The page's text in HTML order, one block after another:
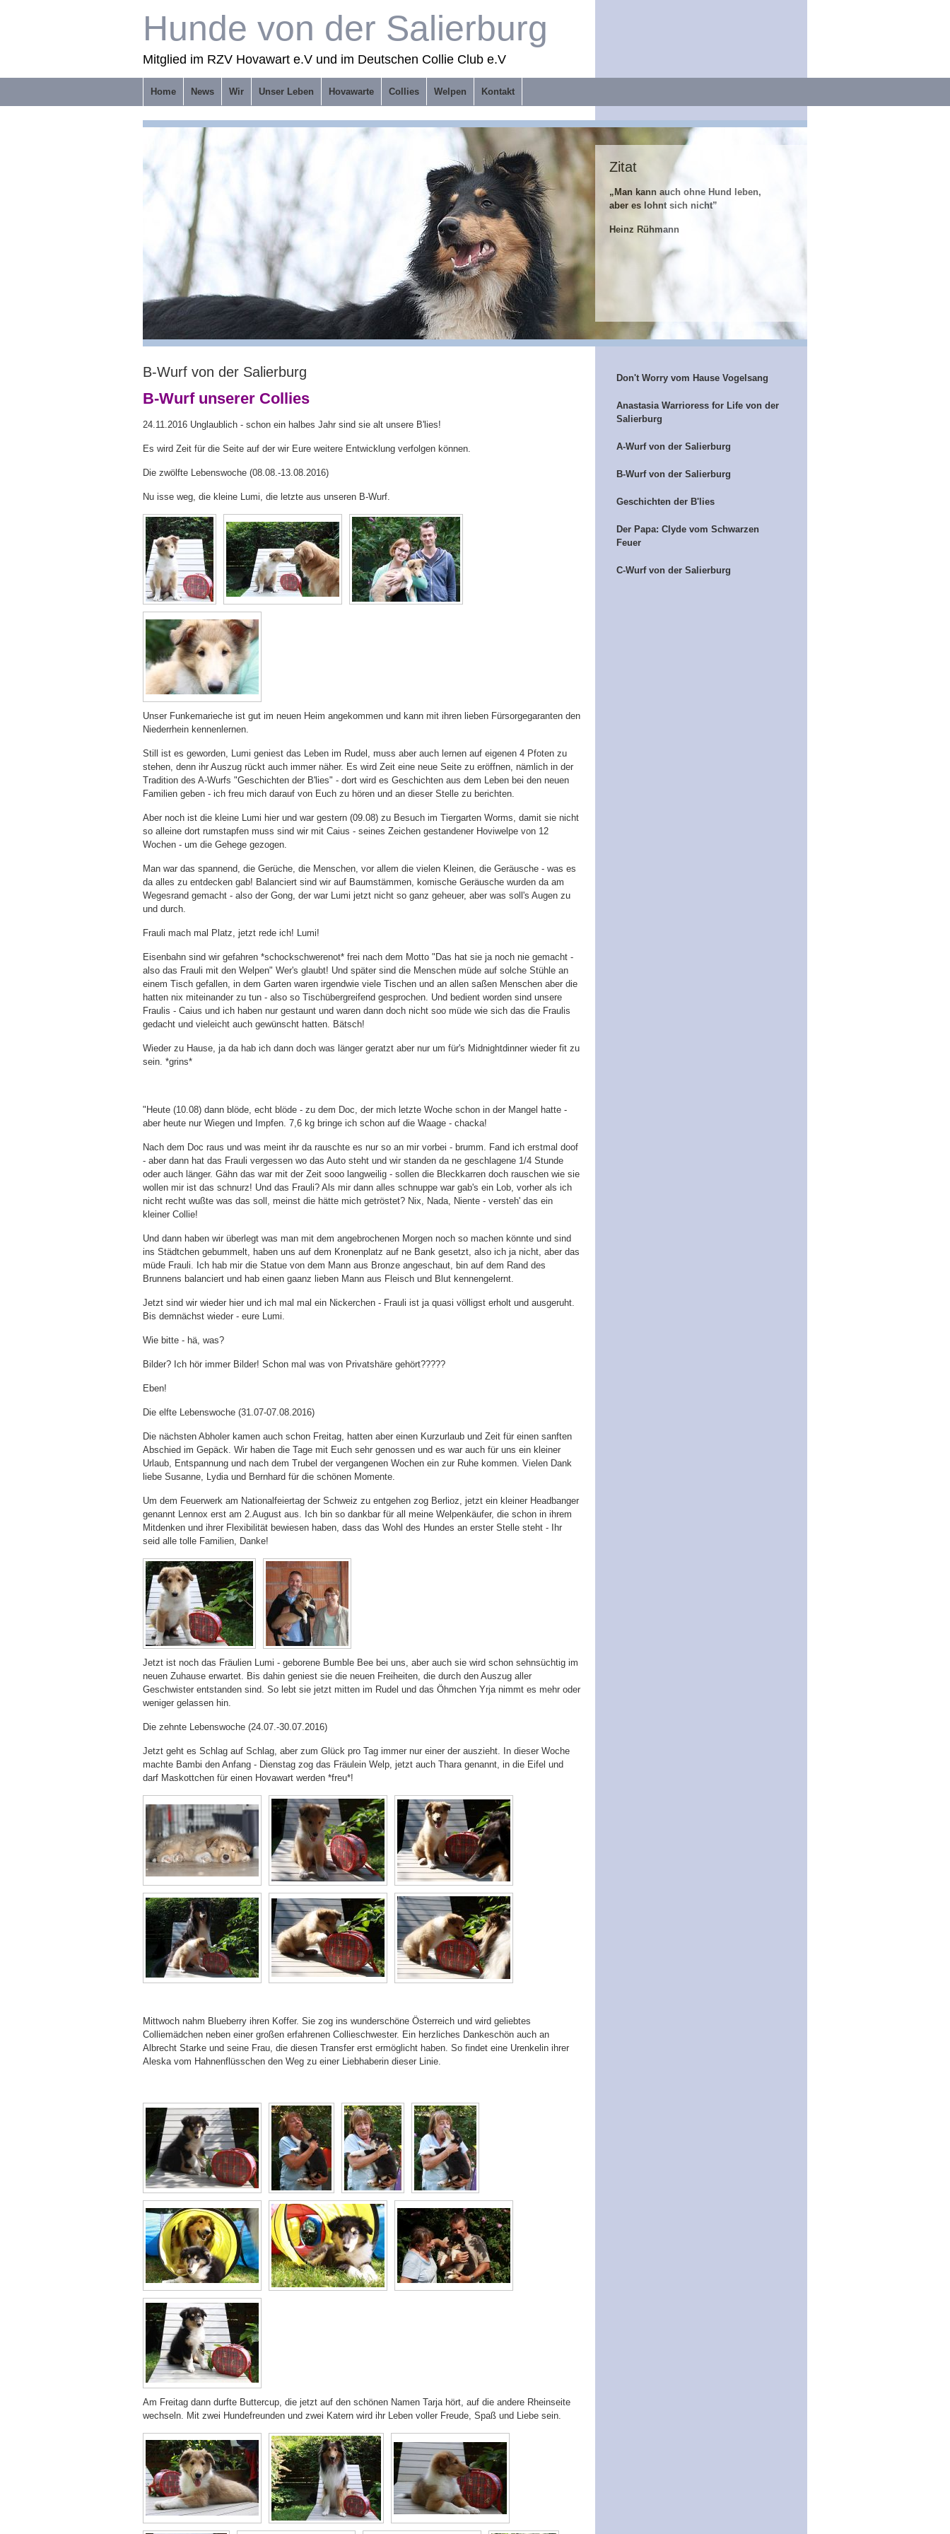
Hunde von der Salierburg
Mitglied im RZV Hovawart e.V und im Deutschen Collie Club e.V
Home News Wir Unser Leben Hovawarte Collies Welpen Kontakt
Zitat
„Man kann auch ohne Hund leben,
aber es lohnt sich nicht”
Heinz Rühmann
B-Wurf von der Salierburg
B-Wurf unserer Collies
24.11.2016 Unglaublich - schon ein halbes Jahr sind sie alt unsere B'lies!
Es wird Zeit für die Seite auf der wir Eure weitere Entwicklung verfolgen können.
Die zwölfte Lebenswoche (08.08.-13.08.2016)
Nu isse weg, die kleine Lumi, die letzte aus unseren B-Wurf.
Unser Funkemarieche ist gut im neuen Heim angekommen und kann mit ihren lieben Fürsorgegaranten den
Niederrhein kennenlernen.
Still ist es geworden, Lumi geniest das Leben im Rudel, muss aber auch lernen auf eigenen 4 Pfoten zu
stehen, denn ihr Auszug rückt auch immer näher. Es wird Zeit eine neue Seite zu eröffnen, nämlich in der
Tradition des A-Wurfs "Geschichten der B'lies" - dort wird es Geschichten aus dem Leben bei den neuen
Familien geben - ich freu mich darauf von Euch zu hören und an dieser Stelle zu berichten.
Aber noch ist die kleine Lumi hier und war gestern (09.08) zu Besuch im Tiergarten Worms, damit sie nicht
so alleine dort rumstapfen muss sind wir mit Caius - seines Zeichen gestandener Hoviwelpe von 12
Wochen - um die Gehege gezogen.
Man war das spannend, die Gerüche, die Menschen, vor allem die vielen Kleinen, die Geräusche - was es
da alles zu entdecken gab! Balanciert sind wir auf Baumstämmen, komische Geräusche wurden da am
Wegesrand gemacht - also der Gong, der war Lumi jetzt nicht so ganz geheuer, aber was soll's Augen zu
und durch.
Frauli mach mal Platz, jetzt rede ich! Lumi!
Eisenbahn sind wir gefahren *schockschwerenot* frei nach dem Motto "Das hat sie ja noch nie gemacht -
also das Frauli mit den Welpen" Wer's glaubt! Und später sind die Menschen müde auf solche Stühle an
einem Tisch gefallen, in dem Garten waren irgendwie viele Tischen und an allen saßen Menschen aber die
hatten nix miteinander zu tun - also so Tischübergreifend gesprochen. Und bedient worden sind unsere
Fraulis - Caius und ich haben nur gestaunt und waren dann doch nicht soo müde wie sich das die Fraulis
gedacht und vieleicht auch gewünscht hatten. Bätsch!
Wieder zu Hause, ja da hab ich dann doch was länger geratzt aber nur um für's Midnightdinner wieder fit zu
sein. *grins*
"Heute (10.08) dann blöde, echt blöde - zu dem Doc, der mich letzte Woche schon in der Mangel hatte -
aber heute nur Wiegen und Impfen. 7,6 kg bringe ich schon auf die Waage - chacka!
Nach dem Doc raus und was meint ihr da rauschte es nur so an mir vorbei - brumm. Fand ich erstmal doof
- aber dann hat das Frauli vergessen wo das Auto steht und wir standen da ne geschlagene 1/4 Stunde
oder auch länger. Gähn das war mit der Zeit sooo langweilig - sollen die Bleckkarren doch rauschen wie sie
wollen mir ist das schnurz! Und das Frauli? Als mir dann alles schnuppe war gab's ein Lob, vorher als ich
nicht recht wußte was das soll, meinst die hätte mich getröstet? Nix, Nada, Niente - versteh' das ein
kleiner Collie!
Und dann haben wir überlegt was man mit dem angebrochenen Morgen noch so machen könnte und sind
ins Städtchen gebummelt, haben uns auf dem Kronenplatz auf ne Bank gesetzt, also ich ja nicht, aber das
müde Frauli. Ich hab mir die Statue von dem Mann aus Bronze angeschaut, bin auf dem Rand des
Brunnens balanciert und hab einen gaanz lieben Mann aus Fleisch und Blut kennengelernt.
Jetzt sind wir wieder hier und ich mal mal ein Nickerchen - Frauli ist ja quasi völligst erholt und ausgeruht.
Bis demnächst wieder - eure Lumi.
Wie bitte - hä, was?
Bilder? Ich hör immer Bilder! Schon mal was von Privatshäre gehört?????
Eben!
Die elfte Lebenswoche (31.07-07.08.2016)
Die nächsten Abholer kamen auch schon Freitag, hatten aber einen Kurzurlaub und Zeit für einen sanften
Abschied im Gepäck. Wir haben die Tage mit Euch sehr genossen und es war auch für uns ein kleiner
Urlaub, Entspannung und nach dem Trubel der vergangenen Wochen ein zur Ruhe kommen. Vielen Dank
liebe Susanne, Lydia und Bernhard für die schönen Momente.
Um dem Feuerwerk am Nationalfeiertag der Schweiz zu entgehen zog Berlioz, jetzt ein kleiner Headbanger
genannt Lennox erst am 2.August aus. Ich bin so dankbar für all meine Welpenkäufer, die schon in ihrem
Mitdenken und ihrer Flexibilität bewiesen haben, dass das Wohl des Hundes an erster Stelle steht - Ihr
seid alle tolle Familien, Danke!
Jetzt ist noch das Fräulien Lumi - geborene Bumble Bee bei uns, aber auch sie wird schon sehnsüchtig im
neuen Zuhause erwartet. Bis dahin geniest sie die neuen Freiheiten, die durch den Auszug aller
Geschwister entstanden sind. So lebt sie jetzt mitten im Rudel und das Öhmchen Yrja nimmt es mehr oder
weniger gelassen hin.
Die zehnte Lebenswoche (24.07.-30.07.2016)
Jetzt geht es Schlag auf Schlag, aber zum Glück pro Tag immer nur einer der auszieht. In dieser Woche
machte Bambi den Anfang - Dienstag zog das Fräulein Welp, jetzt auch Thara genannt, in die Eifel und
darf Maskottchen für einen Hovawart werden *freu*!
Mittwoch nahm Blueberry ihren Koffer. Sie zog ins wunderschöne Österreich und wird geliebtes
Colliemädchen neben einer großen erfahrenen Collieschwester. Ein herzliches Dankeschön auch an
Albrecht Starke und seine Frau, die diesen Transfer erst ermöglicht haben. So findet eine Urenkelin ihrer
Aleska vom Hahnenflüsschen den Weg zu einer Liebhaberin dieser Linie.
Am Freitag dann durfte Buttercup, die jetzt auf den schönen Namen Tarja hört, auf die andere Rheinseite
wechseln. Mit zwei Hundefreunden und zwei Katern wird ihr Leben voller Freude, Spaß und Liebe sein.
Don't Worry vom Hause Vogelsang
Anastasia Warrioress for Life von der
Salierburg
A-Wurf von der Salierburg
B-Wurf von der Salierburg
Geschichten der B'lies
Der Papa: Clyde vom Schwarzen
Feuer
C-Wurf von der Salierburg